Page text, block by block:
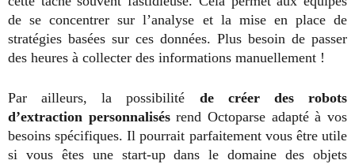
de se concentrer sur l’analyse et la mise en place de
stratégies basées sur ces données. Plus besoin de passer
des heures à collecter des informations manuellement !
Par ailleurs, la possibilité de créer des robots
d’extraction personnalisésrend Octoparse adapté à vos
besoins spécifiques. Il pourrait parfaitement vous être utile
si vous êtes une start-up dans le domaine des objets